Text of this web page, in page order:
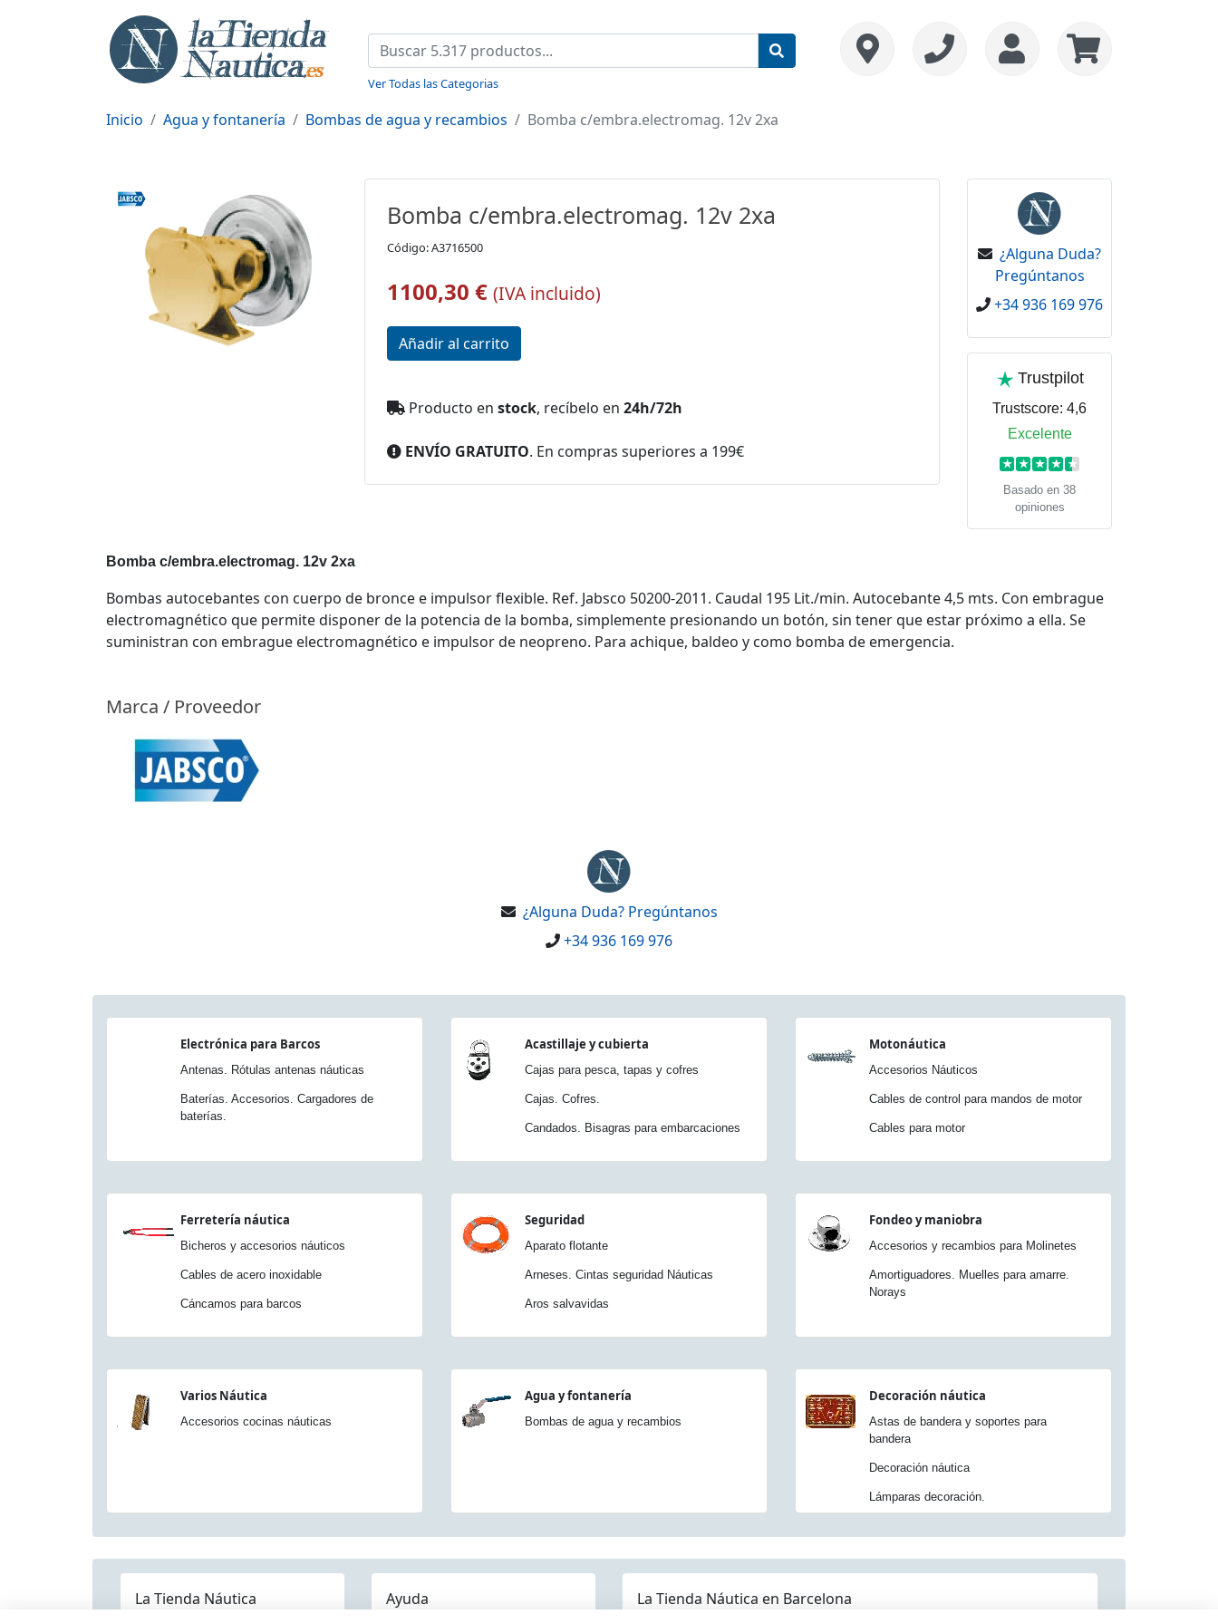
Ver Todas las Categorias
Inicio Agua y fontanería Bombas de agua y recambios Bomba c/embra.electromag. 12v 2xa
Bomba c/embra.electromag. 12v 2xa
Código: A3716500
1100,30 € (IVA incluido)
Producto en stock, recíbelo en 24h/72h
ENVÍO GRATUITO. En compras superiores a 199€
¿Alguna Duda?
Pregúntanos
+34 936 169 976
Trustpilot
Trustscore: 4,6
Excelente
★ ★ ★ ★ ★
Basado en 38
opiniones
Bomba c/embra.electromag. 12v 2xa
Bombas autocebantes con cuerpo de bronce e impulsor flexible. Ref. Jabsco 50200-2011. Caudal 195 Lit./min. Autocebante 4,5 mts. Con embrague
electromagnético que permite disponer de la potencia de la bomba, simplemente presionando un botón, sin tener que estar próximo a ella. Se
suministran con embrague electromagnético e impulsor de neopreno. Para achique, baldeo y como bomba de emergencia.
Marca / Proveedor
¿Alguna Duda? Pregúntanos
+34 936 169 976
Electrónica para Barcos
Antenas. Rótulas antenas náuticas
Baterías. Accesorios. Cargadores de
baterías.
Acastillaje y cubierta
Cajas para pesca, tapas y cofres
Cajas. Cofres.
Candados. Bisagras para embarcaciones
Motonáutica
Accesorios Náuticos
Cables de control para mandos de motor
Cables para motor
Ferretería náutica
Bicheros y accesorios náuticos
Cables de acero inoxidable
Cáncamos para barcos
Seguridad
Aparato flotante
Arneses. Cintas seguridad Náuticas
Aros salvavidas
Fondeo y maniobra
Accesorios y recambios para Molinetes
Amortiguadores. Muelles para amarre.
Norays
Varios Náutica
Accesorios cocinas náuticas
Agua y fontanería
Bombas de agua y recambios
Decoración náutica
Astas de bandera y soportes para
bandera
Decoración náutica
Lámparas decoración.
La Tienda Náutica Ayuda La Tienda Náutica en Barcelona